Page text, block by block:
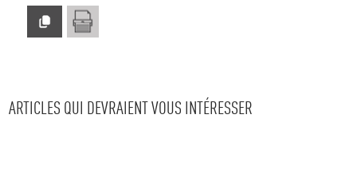
ARTICLES QUI DEVRAIENT VOUS INTÉRESSER